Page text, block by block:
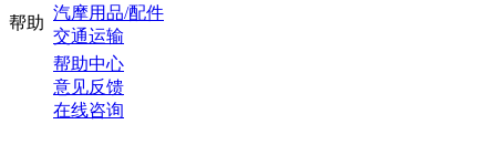
汽摩用品/配件
交通运输
帮助
帮助中心
意见反馈
在线咨询